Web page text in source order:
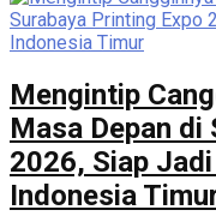
Mengintip
Masa Depan di
2026, Siap
Indonesia